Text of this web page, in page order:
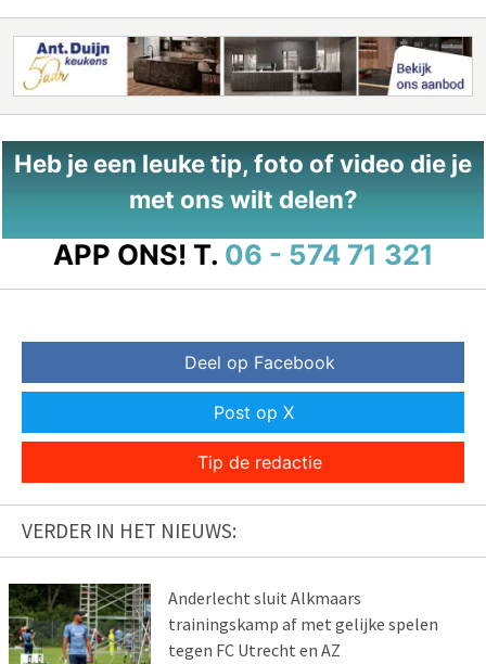
Heb je een leuke tip, foto of video die je
met ons wilt delen?
APP ONS! T. 06 - 574 71 321
Deel op Facebook
Post op X
Tip de redactie
VERDER IN HET NIEUWS:
Anderlecht sluit Alkmaars
trainingskamp af met gelijke spelen
tegen FC Utrecht en AZ